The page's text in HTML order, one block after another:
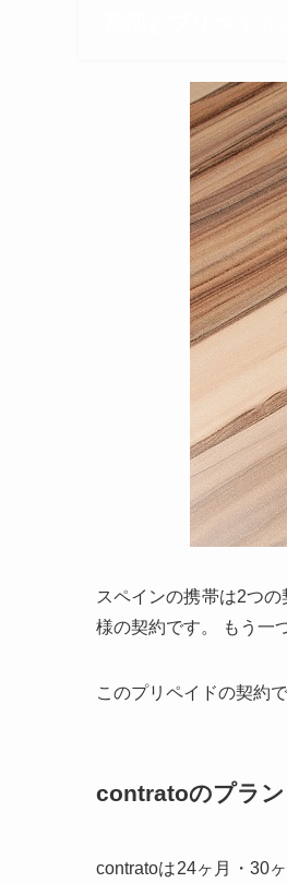
スペインの携帯は2つ
様の契約です。 もう一
このプリペイドの契約
contratoのプラン
contratoは24ヶ月・30